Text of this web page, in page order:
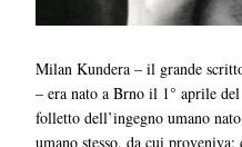
Milan Kundera – il grande
– era nato a Brno il 1° aprile
folletto dell’ingegno umano
umano stesso, da cui